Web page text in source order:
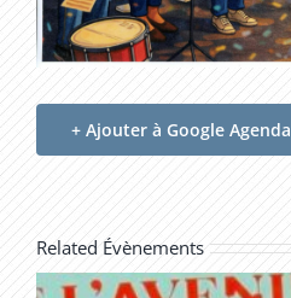
+ Ajouter à Google Agenda
Related Évènements